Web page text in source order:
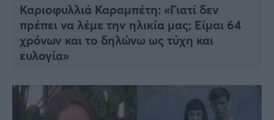
Καριοφυλλιά Καραμπέτη: «Γιατί δεν
πρέπει να λέμε την ηλικία μας; Είμαι 64
χρόνων και το δηλώνω ως τύχη και
ευλογία»